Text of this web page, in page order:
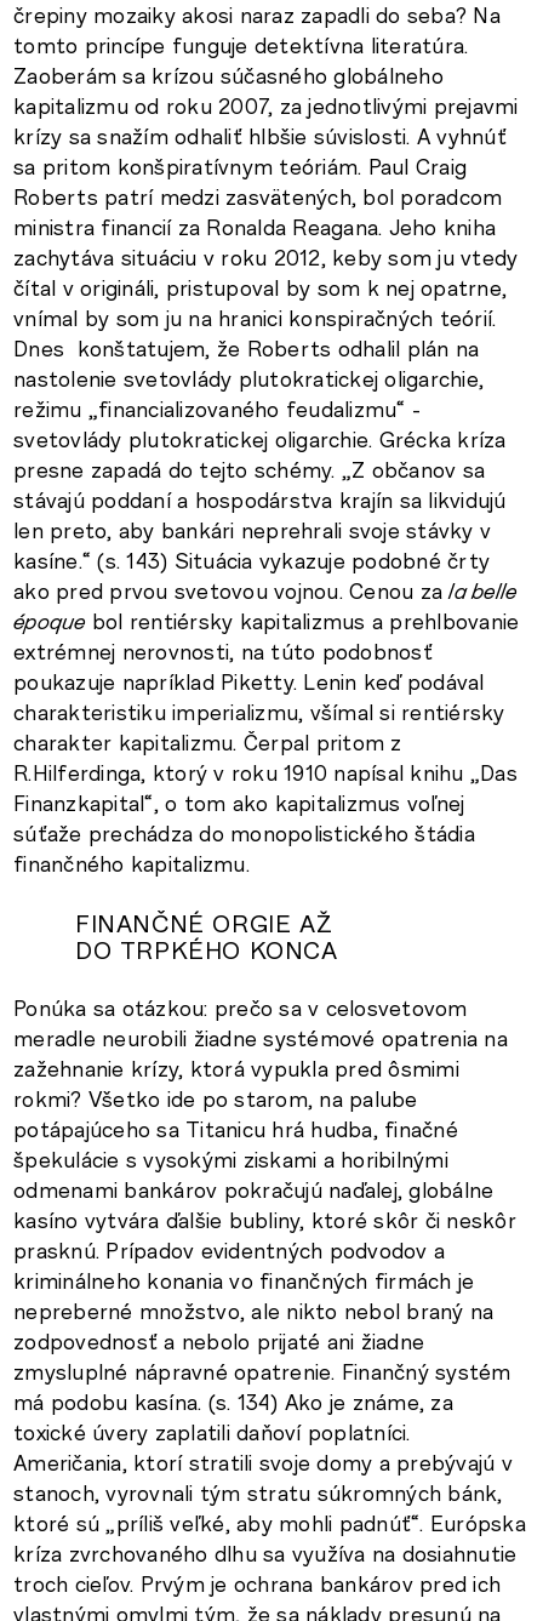
črepiny mozaiky akosi naraz zapadli do seba? Na
tomto princípe funguje detektívna literatúra.
Zaoberám sa krízou súčasného globálneho
kapitalizmu od roku 2007, za jednotlivými prejavmi
krízy sa snažím odhaliť hlbšie súvislosti. A vyhnúť
sa pritom konšpiratívnym teóriám. Paul Craig
Roberts patrí medzi zasvätených, bol poradcom
ministra financií za Ronalda Reagana. Jeho kniha
zachytáva situáciu v roku 2012, keby som ju vtedy
čítal v origináli, pristupoval by som k nej opatrne,
vnímal by som ju na hranici konspiračných teórií.
Dnes konštatujem, že Roberts odhalil plán na
nastolenie svetovlády plutokratickej oligarchie,
režimu „financializovaného feudalizmu“ -
svetovlády plutokratickej oligarchie. Grécka kríza
presne zapadá do tejto schémy. „Z občanov sa
stávajú poddaní a hospodárstva krajín sa likvidujú
len preto, aby bankári neprehrali svoje stávky v
kasíne.“ (s. 143) Situácia vykazuje podobné črty
ako pred prvou svetovou vojnou. Cenou zala belle
époque bol rentiérsky kapitalizmus a prehlbovanie
extrémnej nerovnosti, na túto podobnosť
poukazuje napríklad Piketty. Lenin keď podával
charakteristiku imperializmu, všímal si rentiérsky
charakter kapitalizmu. Čerpal pritom z
R.Hilferdinga, ktorý v roku 1910 napísal knihu „Das
Finanzkapital“, o tom ako kapitalizmus voľnej
súťaže prechádza do monopolistického štádia
finančného kapitalizmu.
FINANČNÉ ORGIE AŽ
DO TRPKÉHO KONCA
Ponúka sa otázkou: prečo sa v celosvetovom
meradle neurobili žiadne systémové opatrenia na
zažehnanie krízy, ktorá vypukla pred ôsmimi
rokmi? Všetko ide po starom, na palube
potápajúceho sa Titanicu hrá hudba, finačné
špekulácie s vysokými ziskami a horibilnými
odmenami bankárov pokračujú naďalej, globálne
kasíno vytvára ďalšie bubliny, ktoré skôr či neskôr
prasknú. Prípadov evidentných podvodov a
kriminálneho konania vo finančných firmách je
nepreberné množstvo, ale nikto nebol braný na
zodpovednosť a nebolo prijaté ani žiadne
zmysluplné nápravné opatrenie. Finančný systém
má podobu kasína. (s. 134) Ako je známe, za
toxické úvery zaplatili daňoví poplatníci.
Američania, ktorí stratili svoje domy a prebývajú v
stanoch, vyrovnali tým stratu súkromných bánk,
ktoré sú „príliš veľké, aby mohli padnúť“. Európska
kríza zvrchovaného dlhu sa využíva na dosiahnutie
troch cieľov. Prvým je ochrana bankárov pred ich
vlastnými omylmi tým, že sa náklady presunú na